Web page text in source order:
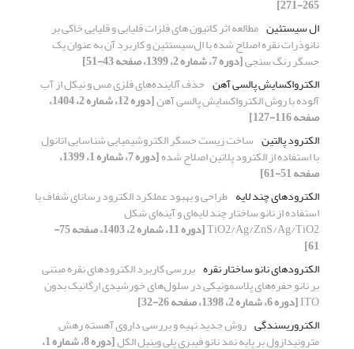
265-271]
ال سیستئین مطالعه اثر کاتیون های فلزات قلیایی و قلیایی خاکی بر
نانوذرات نقره اصلاح شده با ال‌سیستئین و کاربرد آن به عنوان یک
حسگر رنگ سنجی[دوره 7، شماره 2، 1399، صفحه 43-51]
الکترواکسایش پالسی آهن حذف آلاینده‌های فلزی مس و نیکل از آب
آلوده با روش الکترواکسایش پالسی آهن [دوره 12، شماره 2، 1404،
صفحه 116-127]
الکترود پالتین ساخت زیست حسگر الکتروشیمیایی شناسایی اتانول
با استفاده از الکترود پلاتین اصلاح شده [دوره 7، شماره 1، 1399،
صفحه 51-61]
الکترودهای چند لایه طراحی و بهبود عملکرد الکترود رسانای شفاف با
استفاده از نانو ساختار چند لایه‌ای و آینه‌ای شکل
TiO2/Ag/ZnS/Ag/TiO2 [دوره 11، شماره 2، 1403، صفحه 75-
61]
الکترودهای نانو ساختار نقره بررسی کاربرد الکترودهای نقره مبتنی
بر نانو حفره‌های پلاسمونیکی در سلول‌های خورشیدی ارگانیک بدون
ITO[دوره 6، شماره 2، 1398، صفحه 26-32]
الکتروریسندگی روش جدید تهیه و بررسی داروی آهسته رهش
مترونیدازول بر پایه نمد نانو فیبری پلی وینیل الکل [دوره 8، شماره 1،